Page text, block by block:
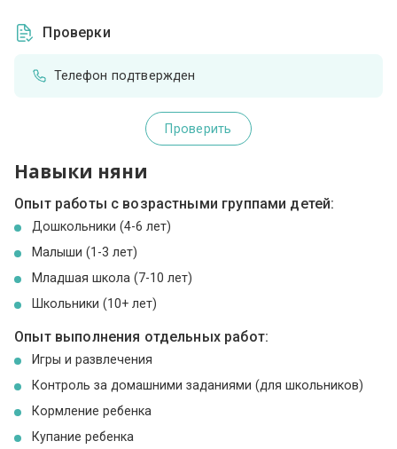
Проверки
Телефон подтвержден
Проверить
Навыки няни
Опыт работы с возрастными группами детей:
Дошкольники (4-6 лет)
Малыши (1-3 лет)
Младшая школа (7-10 лет)
Школьники (10+ лет)
Опыт выполнения отдельных работ:
Игры и развлечения
Контроль за домашними заданиями (для школьников)
Кормление ребенка
Купание ребенка